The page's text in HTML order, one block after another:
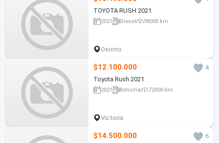
TOYOTA RUSH 2021
2021 Diesel 98000 km
Osorno
$12.100.000
4
Toyota Rush 2021
2021 Bencina 72000 km
Victoria
$14.500.000
6